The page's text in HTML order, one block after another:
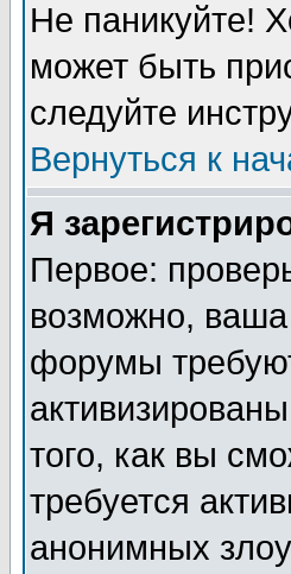
Не паникуйте!
может быть
следуйте
Вернуться к
Я
Первое:
возможно, ваша
форумы
того, как вы
требуется
анонимных